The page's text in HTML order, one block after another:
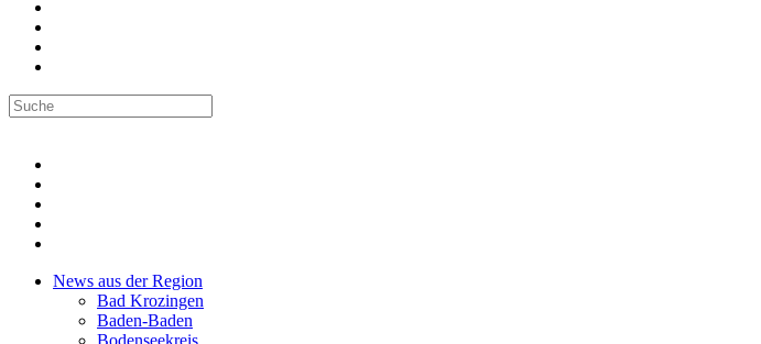
News aus der Region
Bad Krozingen
Baden-Baden
Bodenseekreis